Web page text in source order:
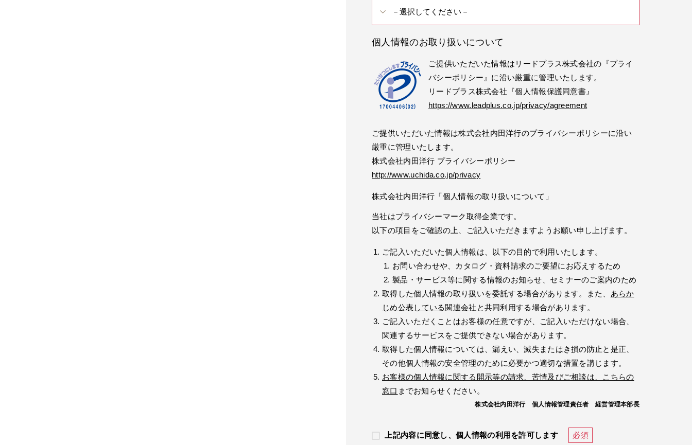
個人情報のお取り扱いについて
ご提供いただいた情報はリードプラス株式会社の『プライ
バシーポリシー』に沿い厳重に管理いたします。
リードプラス株式会社『個人情報保護同意書』
https://www.leadplus.co.jp/privacy/agreement
ご提供いただいた情報は株式会社内田洋行のプライバシーポリシーに沿い
厳重に管理いたします。
株式会社内田洋行 プライバシーポリシー
http://www.uchida.co.jp/privacy
株式会社内田洋行「個人情報の取り扱いについて」
当社はプライバシーマーク取得企業です。
以下の項目をご確認の上、ご記入いただきますようお願い申し上げます。
ご記入いただいた個人情報は、以下の目的で利用いたします。
お問い合わせや、カタログ・資料請求のご要望にお応えするため
製品・サービス等に関する情報のお知らせ、セミナーのご案内のため
取得した個人情報の取り扱いを委託する場合があります。また、 あらか
じめ公表している関連会社 と共同利用する場合があります。
ご記入いただくことはお客様の任意ですが、ご記入いただけない場合、
関連するサービスをご提供できない場合があります。
取得した個人情報については、漏えい、滅失またはき損の防止と是正、
その他個人情報の安全管理のために必要かつ適切な措置を講じます。
お客様の個人情報に関する開示等の請求、苦情及びご相談は、こちらの
窓口 までお知らせください。
株式会社内田洋行 個人情報管理責任者 経営管理本部長
上記内容に同意し、個人情報の利用を許可します